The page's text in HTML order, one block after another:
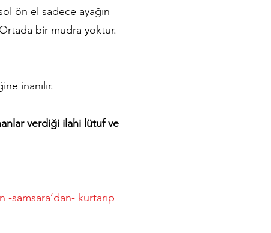
ön el sadece ayağın
bir mudra yoktur.
inanılır.
verdiği ilahi lütuf ve
samsara’dan- kurtarıp